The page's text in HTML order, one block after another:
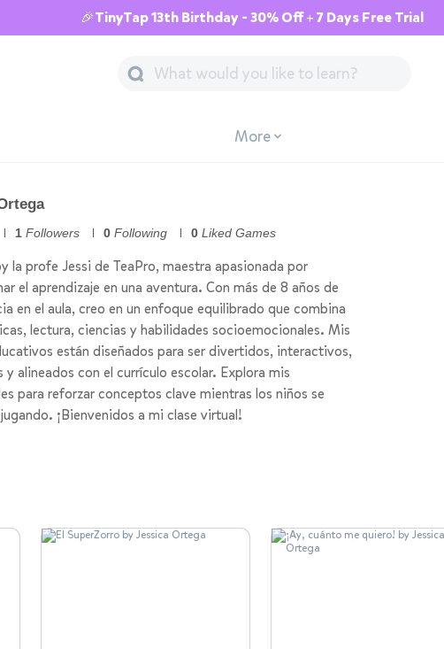
🎉TinyTap 13th Birthday - 30% Off + 7 Days Free Trial
More
1 Followers 0 Following 0 Liked Games
la profe Jessi de TeaPro, maestra apasionada por
el aprendizaje en una aventura. Con más de 8 años de
en el aula, creo en un enfoque equilibrado que combina
lectura, ciencias y habilidades socioemocionales. Mis
están diseñados para ser divertidos, interactivos,
y alineados con el currículo escolar. Explora mis
para reforzar conceptos clave mientras los niños se
¡Bienvenidos a mi clase virtual!